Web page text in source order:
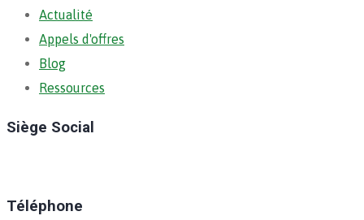
Actualité
Appels d'offres
Blog
Ressources
Siège Social
Téléphone